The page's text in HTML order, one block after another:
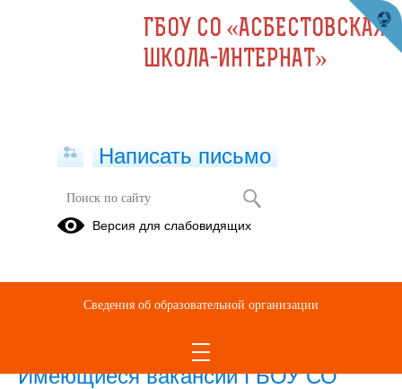
Вакансии
Имеющиеся вакансии ГБОУ СО
ГБОУ СО «АСБЕСТОВСКАЯ
ШКОЛА-ИНТЕРНАТ»
Написать письмо
Версия для слабовидящих
Сведения об образовательной организации